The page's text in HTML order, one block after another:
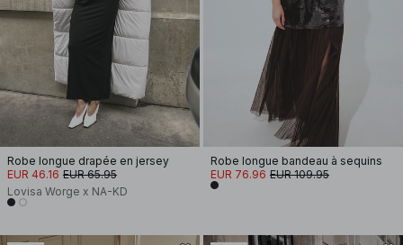
Robe longue drapée en jersey
EUR 46.16 EUR 65.95
Lovisa Worge x NA-KD
Robe longue bandeau à sequins
EUR 76.96 EUR 109.95